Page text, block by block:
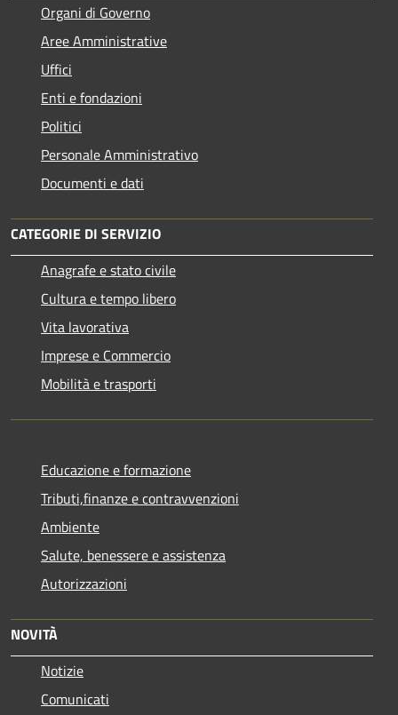
Organi di Governo
Aree Amministrative
Uffici
Enti e fondazioni
Politici
Personale Amministrativo
Documenti e dati
CATEGORIE DI SERVIZIO
Anagrafe e stato civile
Cultura e tempo libero
Vita lavorativa
Imprese e Commercio
Mobilità e trasporti
Educazione e formazione
Tributi,finanze e contravvenzioni
Ambiente
Salute, benessere e assistenza
Autorizzazioni
NOVITÀ
Notizie
Comunicati